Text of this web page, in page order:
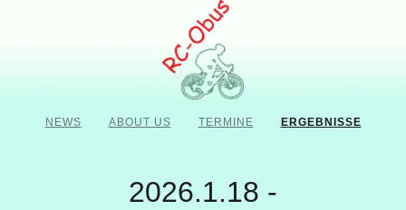
NEWS ABOUT US TERMINE ERGEBNISSE
2026.1.18 -